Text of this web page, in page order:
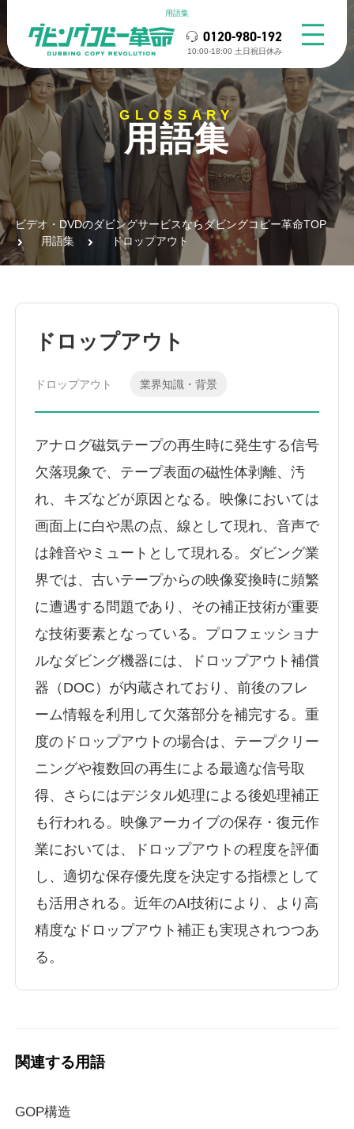
用語集
0120-980-192
10:00-18:00 ⼟⽇祝⽇休み
GLOSSARY
用語集
ビデオ・DVDのダビングサービスならダビングコピー革命TOP
用語集
ドロップアウト
ドロップアウト
ドロップアウト 業界知識・背景
アナログ磁気テープの再生時に発生する信号
欠落現象で、テープ表面の磁性体剥離、汚
れ、キズなどが原因となる。映像においては
画面上に白や黒の点、線として現れ、音声で
は雑音やミュートとして現れる。ダビング業
界では、古いテープからの映像変換時に頻繁
に遭遇する問題であり、その補正技術が重要
な技術要素となっている。プロフェッショナ
ルなダビング機器には、ドロップアウト補償
器（DOC）が内蔵されており、前後のフレ
ーム情報を利用して欠落部分を補完する。重
度のドロップアウトの場合は、テープクリー
ニングや複数回の再生による最適な信号取
得、さらにはデジタル処理による後処理補正
も行われる。映像アーカイブの保存・復元作
業においては、ドロップアウトの程度を評価
し、適切な保存優先度を決定する指標として
も活用される。近年のAI技術により、より高
精度なドロップアウト補正も実現されつつあ
る。
関連する用語
GOP構造